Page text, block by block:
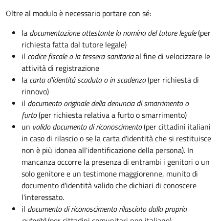
Oltre al modulo è necessario portare con sé:
la documentazioneattestante la nomina del tutore legale(per
richiesta fatta dal tutore legale)
il codice fiscale o la tessera sanitariaal fine di velocizzare le
attività di registrazione
la carta d'identità scaduta o in scadenza(per richiesta di
rinnovo)
il documento originale della denuncia di smarrimento o
furto(per richiesta relativa a furto o smarrimento)
un valido documento di riconoscimento(per cittadini italiani
in caso di rilascio o se la carta d'identità che si restituisce
non è più idonea all'identificazione della persona). In
mancanza occorre la presenza di entrambi i genitori o un
solo genitore e un testimone maggiorenne, munito di
documento d'identità valido che dichiari di conoscere
l'interessato.
il documento di riconoscimento rilasciato dalla propria